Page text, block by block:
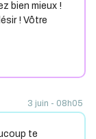
bien mieux !
! Vôtre
3 juin - 08h05
te